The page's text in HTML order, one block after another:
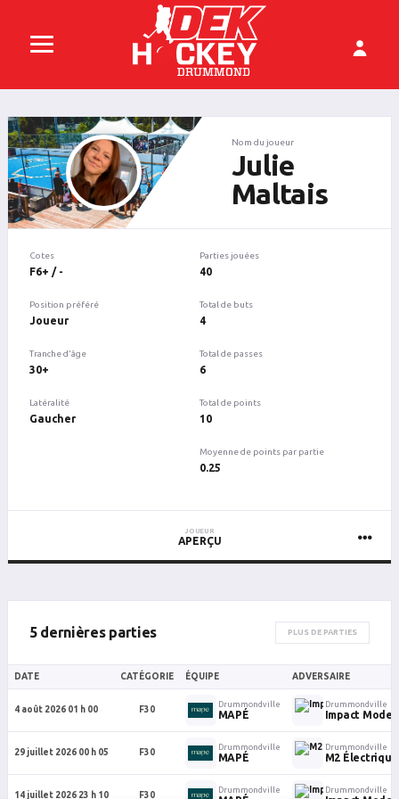
Nom du joueur
Julie
Maltais
Cotes
F6+ / -
Position préféré
Joueur
Tranche d'âge
30+
Latéralité
Gaucher
Parties jouées
40
Total de buts
4
Total de passes
6
Total de points
10
Moyenne de points par partie
0.25
JOUEUR
APERÇU
5 dernières parties PLUS DE PARTIES
DATE CATÉGORIE ÉQUIPE ADVERSAIRE
4 août 2026 01 h 00 F30
Drummondville
MAPÉ
Drummondville
Impact Mode
29 juillet 2026 00 h 05 F30
Drummondville
MAPÉ
Drummondville
M2 Électrique
14 juillet 2026 23 h 10 F30
Drummondville Drummondville